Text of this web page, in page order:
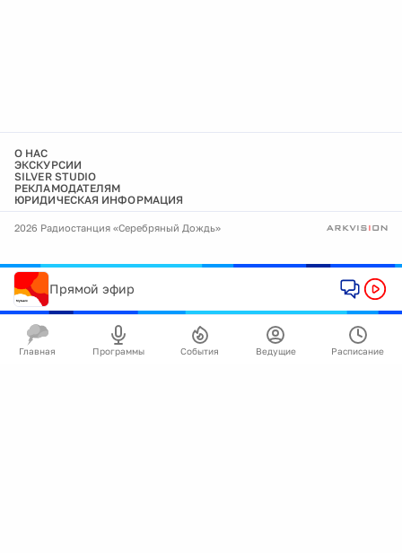
О НАС
ЭКСКУРСИИ
SILVER STUDIO
РЕКЛАМОДАТЕЛЯМ
ЮРИДИЧЕСКАЯ ИНФОРМАЦИЯ
2026 Радиостанция «Серебряный Дождь»
Прямой эфир
Главная Программы События Ведущие Расписание